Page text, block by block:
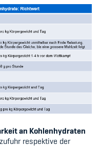
an Kohlenhydraten
respektive der